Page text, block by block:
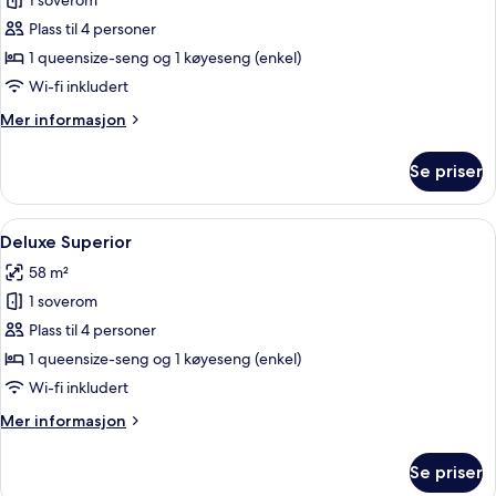
Penthouse
4
beds
Plass til 4 personer
1 queensize-seng og 1 køyeseng (enkel)
Wi-fi inkludert
Mer informasjon
Mer
4
beds
Se priser
Åpne
alle
bildene
av
Deluxe
Superior
Deluxe Superior | Lydisolert,
11
Deluxe Superior
58 m²
1 soverom
Plass til 4 personer
1 queensize-seng og 1 køyeseng (enkel)
Wi-fi inkludert
Mer informasjon
Mer
Se priser